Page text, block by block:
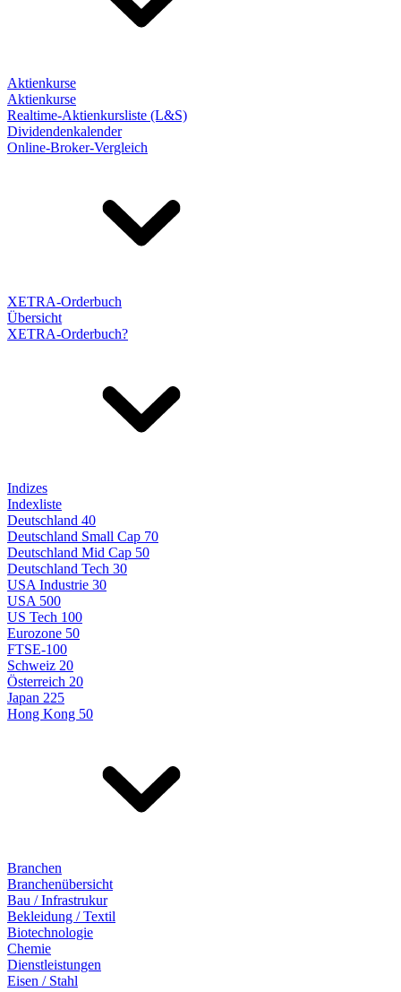
Aktienkurse
Aktienkurse
Realtime-Aktienkursliste (L&S)
Dividendenkalender
Online-Broker-Vergleich
XETRA-Orderbuch
Übersicht
XETRA-Orderbuch?
Indizes
Indexliste
Deutschland 40
Deutschland Small Cap 70
Deutschland Mid Cap 50
Deutschland Tech 30
USA Industrie 30
USA 500
US Tech 100
Eurozone 50
FTSE-100
Schweiz 20
Österreich 20
Japan 225
Hong Kong 50
Branchen
Branchenübersicht
Bau / Infrastrukur
Bekleidung / Textil
Biotechnologie
Chemie
Dienstleistungen
Eisen / Stahl